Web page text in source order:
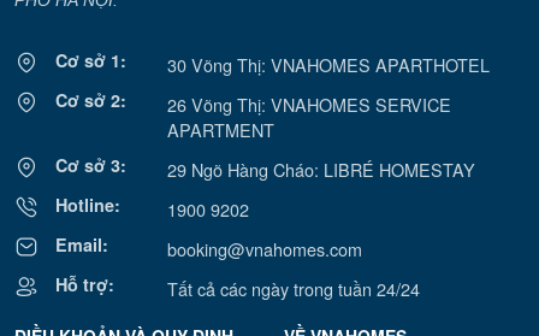
Cơ sở 1: 30 Võng Thị: VNAHOMES APARTHOTEL
Cơ sở 2:
26 Võng Thị: VNAHOMES SERVICE
APARTMENT
Cơ sở 3: 29 Ngõ Hàng Cháo: LIBRÉ HOMESTAY
Hotline: 1900 9202
Email: booking@vnahomes.com
Hỗ trợ: Tất cả các ngày trong tuần 24/24